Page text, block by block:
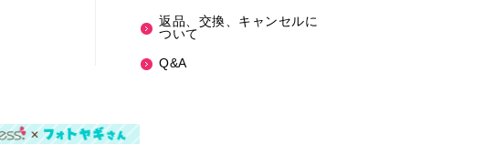
返品、交換、キャンセルに
ついて
Q&A